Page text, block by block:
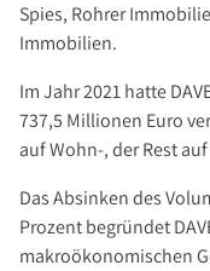
Nachlassservice
News
Podcast
Über Uns
Unternehmen
Spies, Rohrer
Immobilien.
Im Jahr 2021 hatte
737,5 Millionen Euro
auf Wohn-, der Rest
Das Absinken des
Prozent begründet
makroökonomischen